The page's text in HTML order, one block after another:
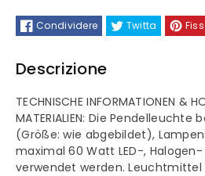
Vintage
Vintage
Hängelampe
Vintage
Vintage
Condividere Twitta
Descrizione
TECHNISCHE INFORMATIONEN &
MATERIALIEN: Die Pendelleuchte
(Größe: wie abgebildet),
maximal 60 Watt LED-,
verwendet werden.